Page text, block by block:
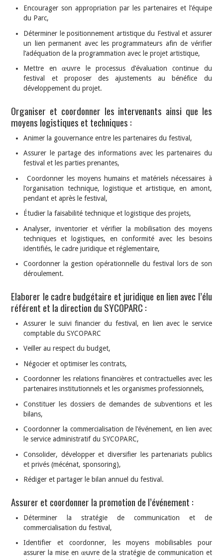
Encourager son appropriation par les partenaires et l’équipe
du Parc,
Déterminer le positionnement artistique du Festival et assurer
un lien permanent avec les programmateurs afin de vérifier
l’adéquation de la programmation avec le projet artistique,
Mettre en œuvre le processus d’évaluation continue du
festival et proposer des ajustements au bénéfice du
développement du projet.
Organiser et coordonner les intervenants ainsi que les
moyens logistiques et techniques :
Animer la gouvernance entre les partenaires du festival,
Assurer le partage des informations avec les partenaires du
festival et les parties prenantes,
Coordonner les moyens humains et matériels nécessaires à
l’organisation technique, logistique et artistique, en amont,
pendant et après le festival,
Étudier la faisabilité technique et logistique des projets,
Analyser, inventorier et vérifier la mobilisation des moyens
techniques et logistiques, en conformité avec les besoins
identifiés, le cadre juridique et réglementaire,
Coordonner la gestion opérationnelle du festival lors de son
déroulement.
Elaborer le cadre budgétaire et juridique en lien avec l’élu
référent et la direction du SYCOPARC :
Assurer le suivi financier du festival, en lien avec le service
comptable du SYCOPARC
Veiller au respect du budget,
Négocier et optimiser les contrats,
Coordonner les relations financières et contractuelles avec les
partenaires institutionnels et les organismes professionnels,
Constituer les dossiers de demandes de subventions et les
bilans,
Coordonner la commercialisation de l’événement, en lien avec
le service administratif du SYCOPARC,
Consolider, développer et diversifier les partenariats publics
et privés (mécénat, sponsoring),
Rédiger et partager le bilan annuel du festival.
Assurer et coordonner la promotion de l’événement :
Déterminer la stratégie de communication et de
commercialisation du festival,
Identifier et coordonner, les moyens mobilisables pour
assurer la mise en œuvre de la stratégie de communication et